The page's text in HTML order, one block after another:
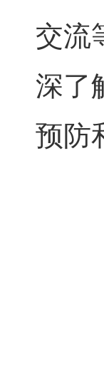
交流
深了
预防